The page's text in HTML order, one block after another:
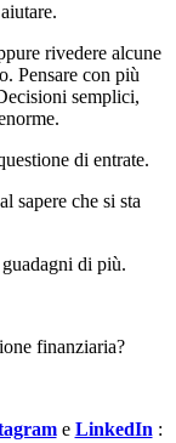
rivedere alcune
Pensare con più
semplici,
di entrate.
sapere che si sta
di più.
finanziaria?
e LinkedIn: